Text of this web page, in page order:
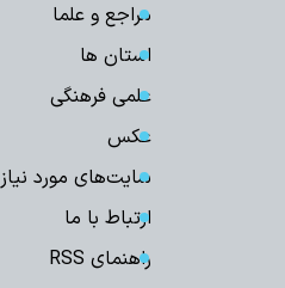
مراجع و علما
استان ها
علمی فرهنگی
عکس
سایت‌های مورد نیاز
ارتباط با ما
راهنمای RSS